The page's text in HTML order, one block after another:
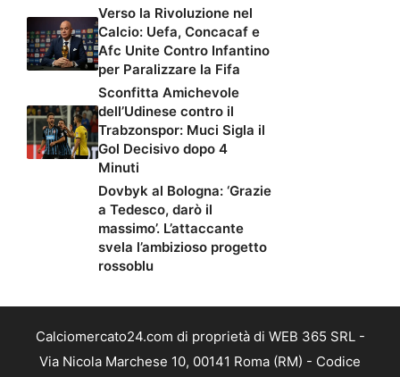
Verso la Rivoluzione nel
Calcio: Uefa, Concacaf e
Afc Unite Contro Infantino
per Paralizzare la Fifa
Sconfitta Amichevole
dell’Udinese contro il
Trabzonspor: Muci Sigla il
Gol Decisivo dopo 4
Minuti
Dovbyk al Bologna: ‘Grazie
a Tedesco, darò il
massimo’. L’attaccante
svela l’ambizioso progetto
rossoblu
Calciomercato24.com di proprietà di WEB 365 SRL -
Via Nicola Marchese 10, 00141 Roma (RM) - Codice